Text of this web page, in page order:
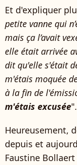
Et d'expliquer
petite vanne qui
mais ça l’avait
elle était arrivée
dit qu'elle s'était
m'étais moquée
à la fin de
m'étais excusée".
Heureusement,
depuis et
Faustine